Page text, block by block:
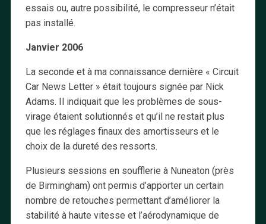
essais ou, autre possibilité, le compresseur n’était
pas installé.
Janvier 2006
La seconde et à ma connaissance dernière « Circuit
Car News Letter » était toujours signée par Nick
Adams. Il indiquait que les problèmes de sous-
virage étaient solutionnés et qu’il ne restait plus
que les réglages finaux des amortisseurs et le
choix de la dureté des ressorts.
Plusieurs sessions en soufflerie à Nuneaton (près
de Birmingham) ont permis d’apporter un certain
nombre de retouches permettant d’améliorer la
stabilité à haute vitesse et l’aérodynamique de